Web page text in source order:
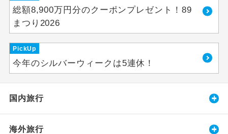
総額8,900万円分のクーポンプレゼント！89
まつり2026
PickUp
今年のシルバーウィークは5連休！
国内旅行
海外旅行